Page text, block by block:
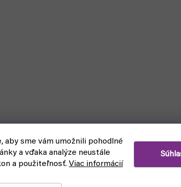
aby sme vám umožnili pohodlné
a vďaka analýze neustále
a použiteľnosť. Viac informácií